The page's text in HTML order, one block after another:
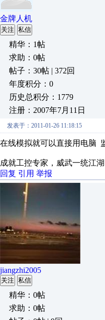
金牌人机
关注 私信
精华：1帖
求助：0帖
帖子：30帖 | 372回
年度积分：0
历史总积分：1779
注册：2007年7月11日
发表于：2011-01-26 11:18:15
在线模拟就可以直接用电脑
成就工控专家，威武一统江湖
回复 引用 举报
jiangzhi2005
关注 私信
精华：0帖
求助：0帖